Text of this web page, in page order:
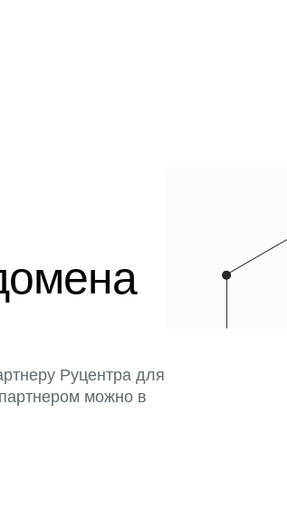
Руцентра для
можно в